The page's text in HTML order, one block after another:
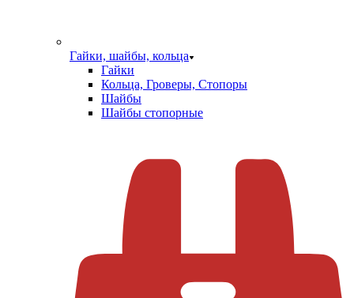
Гайки, шайбы, кольца
Гайки
Кольца, Гроверы, Стопоры
Шайбы
Шайбы стопорные